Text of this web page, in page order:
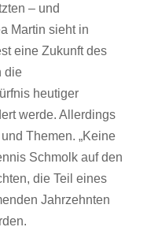
– und
Martin sieht in
eine Zukunft des
die
heutiger
werde. Allerdings
Themen. „Keine
Schmolk auf den
die Teil eines
Jahrzehnten